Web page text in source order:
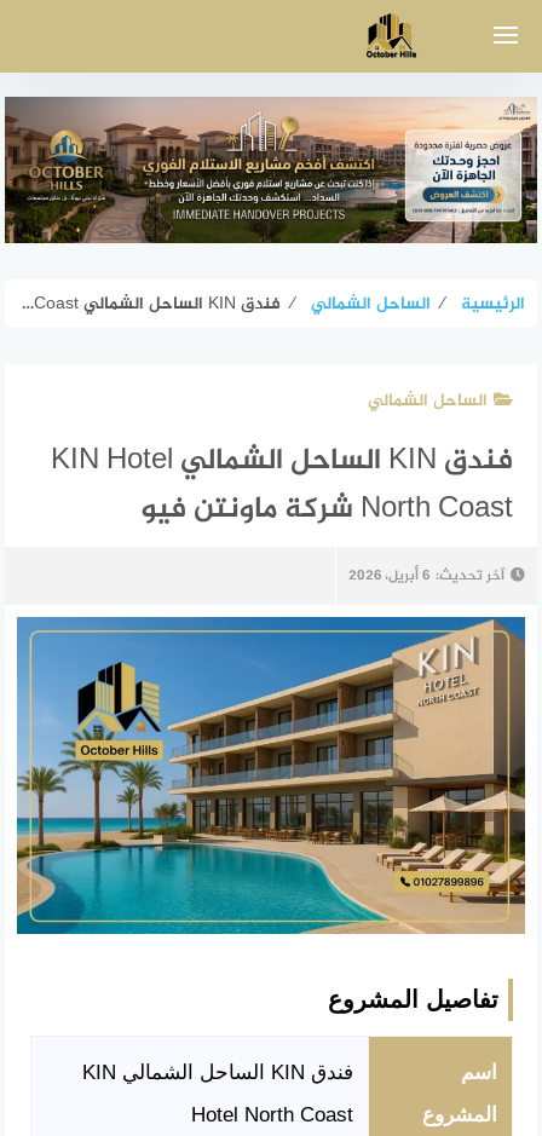
الرئيسية ⁄ الساحل الشمالي ⁄ فندق KIN الساحل الشمالي KIN Hotel North Coast شركة ماونتن فيو
الساحل الشمالي
فندق KIN الساحل الشمالي KIN Hotel
North Coast شركة ماونتن فيو
آخر تحديث: 6 أبريل، 2026
تفاصيل المشروع
اسم
المشروع
فندق KIN الساحل الشمالي KIN
Hotel North Coast